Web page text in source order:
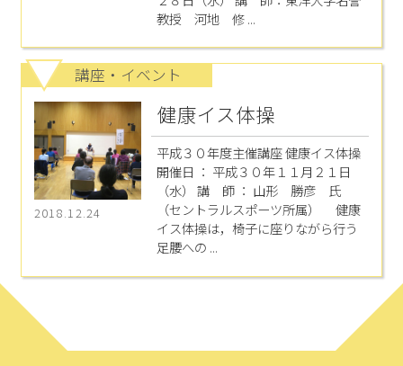
教授 河地 修 ...
講座・イベント
2018.12.24
健康イス体操
平成３０年度主催講座 健康イス体操
開催日 ： 平成３０年１１月２１日
（水） 講 師 ： 山形 勝彦 氏
（セントラルスポーツ所属） 健康
イス体操は，椅子に座りながら行う
足腰への ...